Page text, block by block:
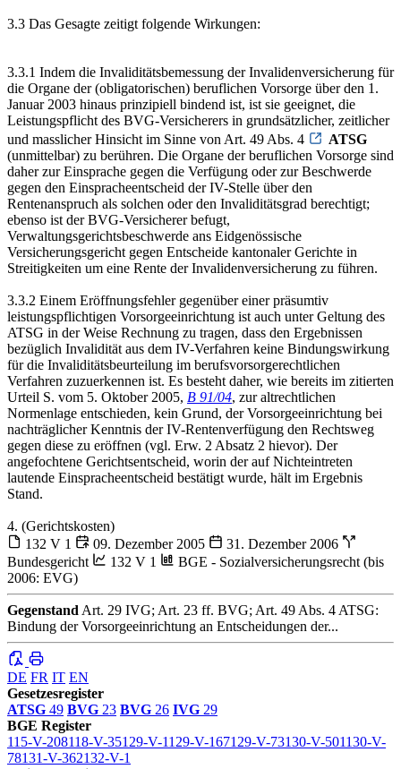
3.3 Das Gesagte zeitigt folgende Wirkungen:
3.3.1 Indem die Invaliditätsbemessung der Invalidenversicherung für
die Organe der (obligatorischen) beruflichen Vorsorge über den 1.
Januar 2003 hinaus prinzipiell bindend ist, ist sie geeignet, die
Leistungspflicht des BVG-Versicherers in grundsätzlicher, zeitlicher
und masslicher Hinsicht im Sinne von Art. 49 Abs. 4
ATSG
(unmittelbar) zu berühren. Die Organe der beruflichen Vorsorge sind
daher zur Einsprache gegen die Verfügung oder zur Beschwerde
gegen den Einspracheentscheid der IV-Stelle über den
Rentenanspruch als solchen oder den Invaliditätsgrad berechtigt;
ebenso ist der BVG-Versicherer befugt,
Verwaltungsgerichtsbeschwerde ans Eidgenössische
Versicherungsgericht gegen Entscheide kantonaler Gerichte in
Streitigkeiten um eine Rente der Invalidenversicherung zu führen.
3.3.2 Einem Eröffnungsfehler gegenüber einer präsumtiv
leistungspflichtigen Vorsorgeeinrichtung ist auch unter Geltung des
ATSG in der Weise Rechnung zu tragen, dass den Ergebnissen
bezüglich Invalidität aus dem IV-Verfahren keine Bindungswirkung
für die Invaliditätsbeurteilung im berufsvorsorgerechtlichen
Verfahren zuzuerkennen ist. Es besteht daher, wie bereits im zitierten
Urteil S. vom 5. Oktober 2005, B 91/04, zur altrechtlichen
Normenlage entschieden, kein Grund, der Vorsorgeeinrichtung bei
nachträglicher Kenntnis der IV-Rentenverfügung den Rechtsweg
gegen diese zu eröffnen (vgl. Erw. 2 Absatz 2 hievor). Der
angefochtene Gerichtsentscheid, worin der auf Nichteintreten
lautende Einspracheentscheid bestätigt wurde, hält im Ergebnis
Stand.
4. (Gerichtskosten)
132 V 1
09. Dezember 2005
31. Dezember 2006
Bundesgericht
132 V 1
BGE - Sozialversicherungsrecht (bis
2006: EVG)
Gegenstand Art. 29 IVG; Art. 23 ff. BVG; Art. 49 Abs. 4 ATSG:
Bindung der Vorsorgeeinrichtung an Entscheidungen der...
DE FR IT EN
Gesetzesregister
ATSG 49 BVG 23 BVG 26 IVG 29
BGE Register
115-V-208118-V-35129-V-1129-V-167129-V-73130-V-501130-V-
78131-V-362132-V-1